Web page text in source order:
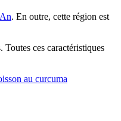
. En outre, cette région est
Toutes ces caractéristiques
au curcuma